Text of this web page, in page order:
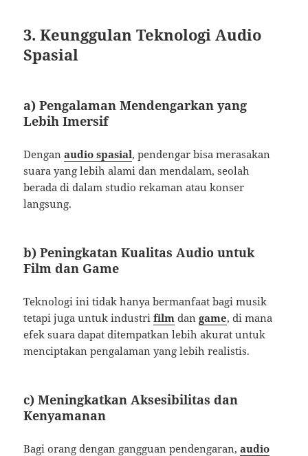
3. Keunggulan Teknologi Audio
Spasial
a) Pengalaman Mendengarkan yang
Lebih Imersif
Denganaudio spasial, pendengar bisa merasakan
suara yang lebih alami dan mendalam, seolah
berada di dalam studio rekaman atau konser
langsung.
b) Peningkatan Kualitas Audio untuk
Film dan Game
Teknologi ini tidak hanya bermanfaat bagi musik
tetapi juga untuk industrifilm dangame, di mana
efek suara dapat ditempatkan lebih akurat untuk
menciptakan pengalaman yang lebih realistis.
c) Meningkatkan Aksesibilitas dan
Kenyamanan
Bagi orang dengan gangguan pendengaran,audio